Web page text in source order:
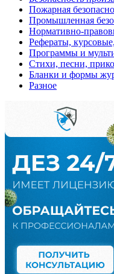
Пожарная
Промышленная
Нормативно-
Рефераты,
Программы и
Стихи, песни,
Бланки и формы
Разное